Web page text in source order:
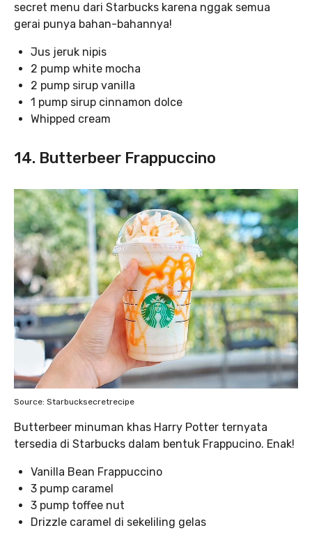
secret menu dari Starbucks karena nggak semua
gerai punya bahan-bahannya!
Jus jeruk nipis
2 pump white mocha
2 pump sirup vanilla
1 pump sirup cinnamon dolce
Whipped cream
14. Butterbeer Frappuccino
Source: Starbucksecretrecipe
Butterbeer minuman khas Harry Potter ternyata
tersedia di Starbucks dalam bentuk Frappucino. Enak!
Vanilla Bean Frappuccino
3 pump caramel
3 pump toffee nut
Drizzle caramel di sekeliling gelas